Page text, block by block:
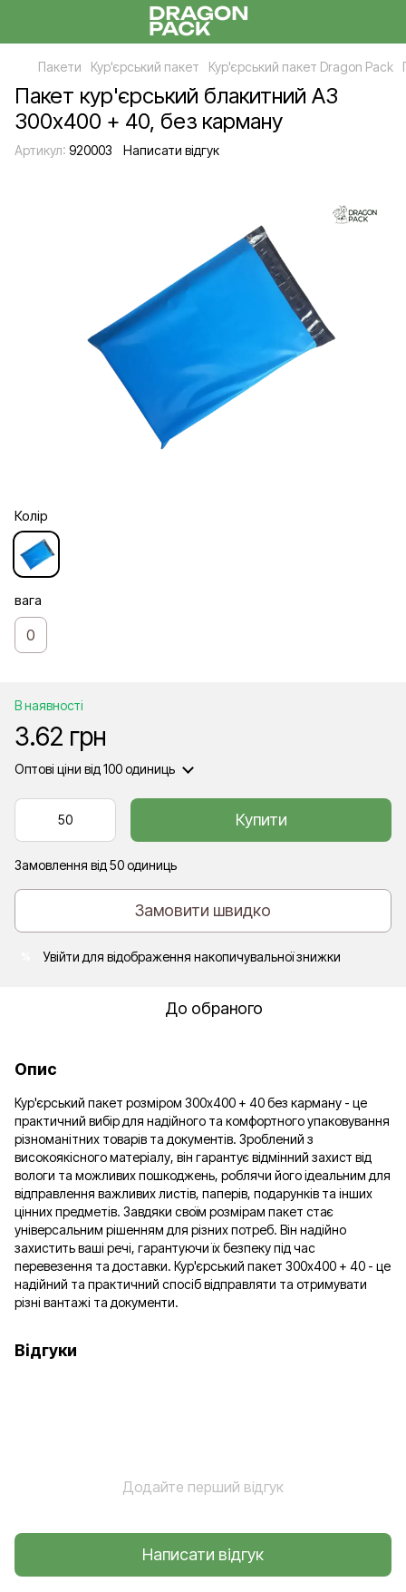
Пакети Кур'єрський пакет Кур'єрський пакет Dragon Pack
Пакет кур'єрський блакитний А3
300х400 + 40, без карману
Артикул: 920003 Написати відгук
Колір
вага
0
В наявності
3.62 грн
Оптові ціни від 100 одиниць
Купити
Замовлення від 50 одиниць
Замовити швидко
Увійти для відображення накопичувальної знижки
До обраного
Опис
Кур'єрський пакет розміром 300х400 + 40 без карману - це
практичний вибір для надійного та комфортного упаковування
різноманітних товарів та документів. Зроблений з
високоякісного матеріалу, він гарантує відмінний захист від
вологи та можливих пошкоджень, роблячи його ідеальним для
відправлення важливих листів, паперів, подарунків та інших
цінних предметів. Завдяки своїм розмірам пакет стає
універсальним рішенням для різних потреб. Він надійно
захистить ваші речі, гарантуючи їх безпеку під час
перевезення та доставки. Кур'єрський пакет 300х400 + 40 - це
надійний та практичний спосіб відправляти та отримувати
різні вантажі та документи.
Відгуки
Додайте перший відгук
Написати відгук